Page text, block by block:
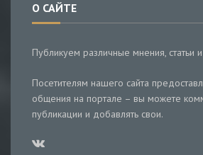
О САЙТЕ
Публикуем различные мнения, статьи
Посетителям нашего сайта
общения на портале – вы можете
публикации и добавлять свои.